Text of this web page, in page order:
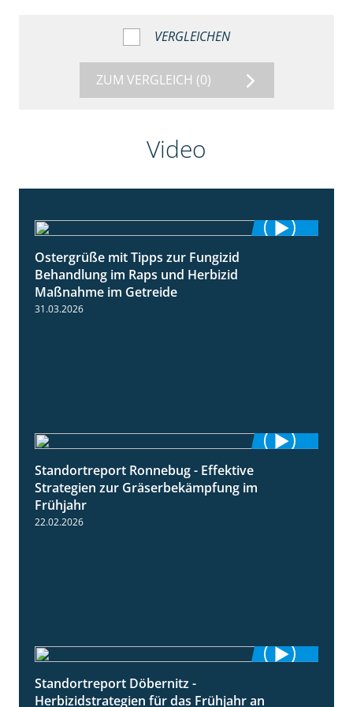
VERGLEICHEN
ZUM VERGLEICH (0)
Video
Ostergrüße mit Tipps zur Fungizid
Behandlung im Raps und Herbizid
Maßnahme im Getreide
31.03.2026
Standortreport Ronnebug - Effektive
Strategien zur Gräserbekämpfung im
Frühjahr
22.02.2026
Standortreport Döbernitz -
Herbizidstrategien für das Frühjahr an